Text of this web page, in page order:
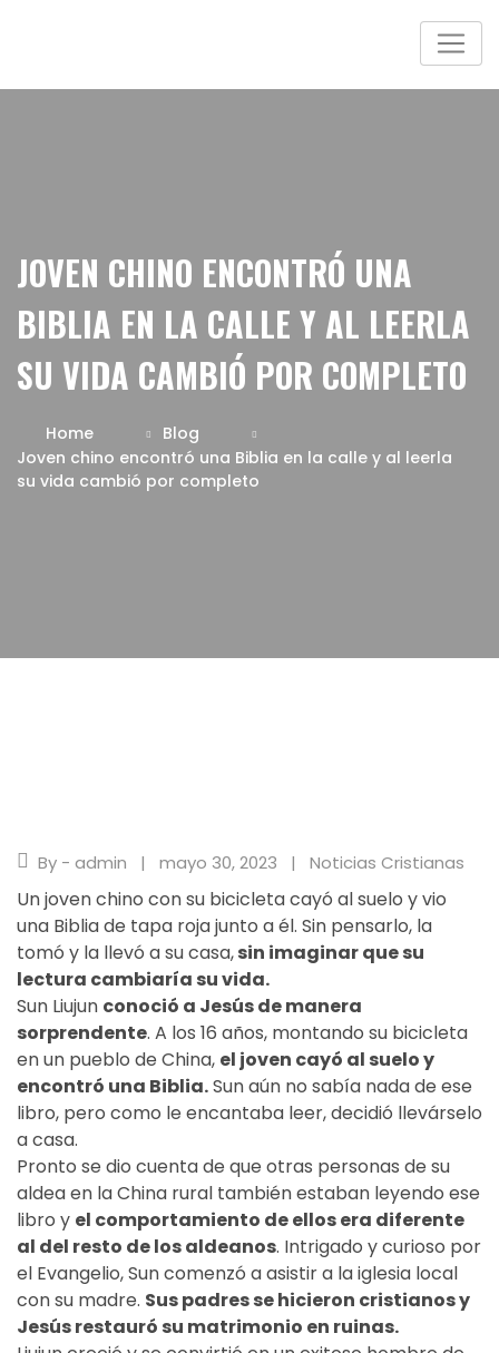
JOVEN CHINO ENCONTRÓ UNA
BIBLIA EN LA CALLE Y AL LEERLA
SU VIDA CAMBIÓ POR COMPLETO
Home
Blog
Joven chino encontró una Biblia en la calle y al leerla
su vida cambió por completo
By - admin mayo 30, 2023 Noticias Cristianas
Un joven chino con su bicicleta cayó al suelo y vio
una Biblia de tapa roja junto a él. Sin pensarlo, la
tomó y la llevó a su casa,sin imaginar que su
lectura cambiaría su vida.
Sun Liujun conoció a Jesús de manera
sorprendente. A los 16 años, montando su bicicleta
en un pueblo de China, el joven cayó al suelo y
encontró una Biblia.Sun aún no sabía nada de ese
libro, pero como le encantaba leer, decidió llevárselo
a casa.
Pronto se dio cuenta de que otras personas de su
aldea en la China rural también estaban leyendo ese
libro y el comportamiento de ellos era diferente
al del resto de los aldeanos. Intrigado y curioso por
el Evangelio, Sun comenzó a asistir a la iglesia local
con su madre. Sus padres se hicieron cristianos y
Jesús restauró su matrimonio en ruinas.